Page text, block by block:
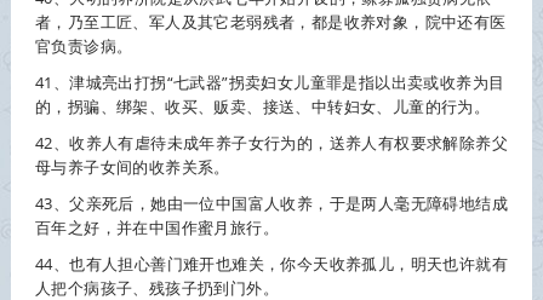
者，乃至工匠、军人及其它老弱残者，都是收养对象，院中还有医
官负责诊病。
41、津城亮出打拐“七武器”拐卖妇女儿童罪是指以出卖或收养为目
的，拐骗、绑架、收买、贩卖、接送、中转妇女、儿童的行为。
42、收养人有虐待未成年养子女行为的，送养人有权要求解除养父
母与养子女间的收养关系。
43、父亲死后，她由一位中国富人收养 ，于是两人毫无障碍地结成
百年之好，并在中国作蜜月旅行。
44、也有人担心善门难开也难关，你今天收养孤儿，明天也许就有
人把个病孩子、残孩子扔到门外。